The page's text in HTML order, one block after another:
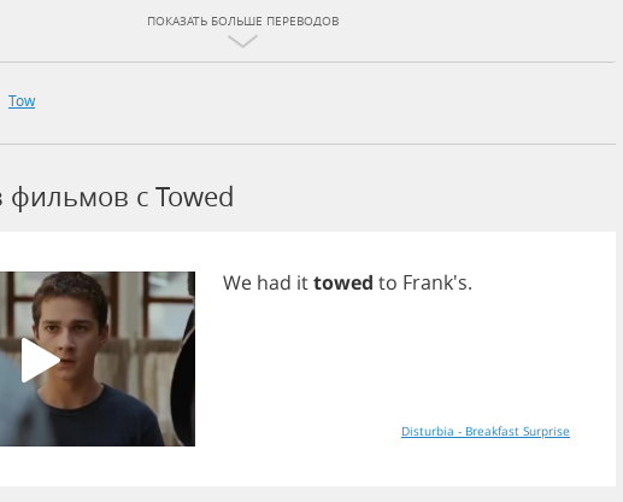
ПОКАЗАТЬ БОЛЬШЕ ПЕРЕВОДОВ
Tow
c Towed
We had ittowed to Frank's.
Disturbia - Breakfast Surprise